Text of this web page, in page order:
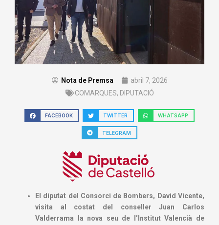
Nota de Premsa
abril 7, 2026
COMARQUES, DIPUTACIÓ
FACEBOOK TWITTER WHATSAPP
TELEGRAM
El diputat del Consorci de Bombers, David Vicente,
visita al costat del conseller Juan Carlos
Valderrama la nova seu de l’Institut Valencià de